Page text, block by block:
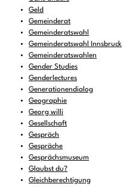
Geld
Gemeinderat
Gemeinderatswahl
Gemeinderatswahl Innsbruck
Gemeinderatswahlen
Gender Studies
Genderlectures
Generationendialog
Geographie
Georg willi
Gesellschaft
Gespräch
Gespräche
Gesprächsmuseum
Glaubst du?
Gleichberechtigung